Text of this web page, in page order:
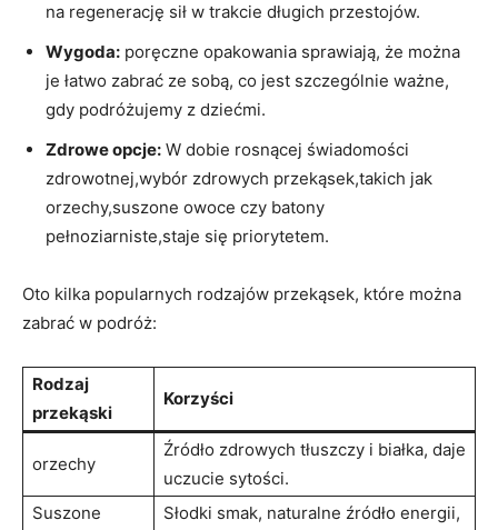
na regenerację sił w trakcie długich przestojów.
Wygoda: poręczne opakowania sprawiają, że można
je łatwo zabrać ze sobą, co jest szczególnie‌ ważne,
gdy podróżujemy ⁣z dziećmi.
Zdrowe⁤ opcje: W dobie rosnącej świadomości
zdrowotnej,wybór​ zdrowych przekąsek,takich jak
orzechy,suszone owoce czy batony
pełnoziarniste,staje się priorytetem.
Oto kilka⁤ popularnych rodzajów przekąsek, które można
zabrać w podróż:
Rodzaj
przekąski
Korzyści
orzechy
Źródło zdrowych tłuszczy i białka, daje
uczucie sytości.
Suszone
Słodki smak, naturalne źródło energii,